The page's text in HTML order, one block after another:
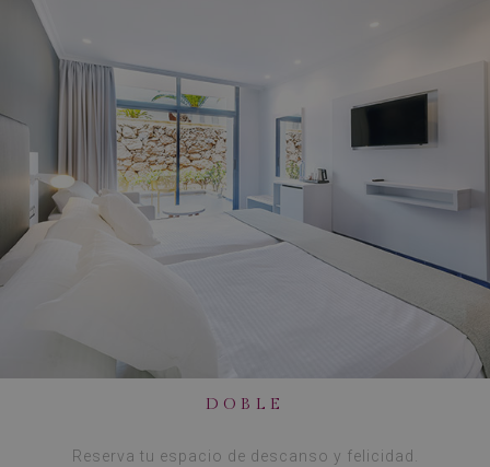
DOBLE
Reserva tu espacio de descanso y felicidad.